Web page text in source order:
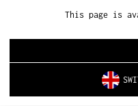
This page is